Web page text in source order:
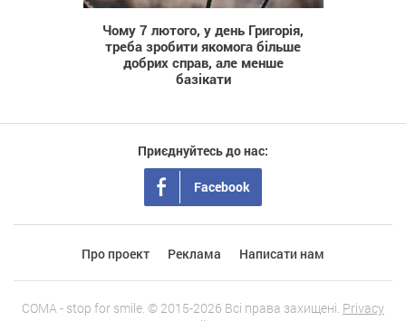
Чому 7 лютого, у день Григорія,
треба зробити якомога більше
добрих справ, але менше
базікати
Приєднуйтесь до нас:
Facebook
Про проект Реклама Написати нам
COMA - stop for smile. © 2015-2026 Всі права захищені. Privacy